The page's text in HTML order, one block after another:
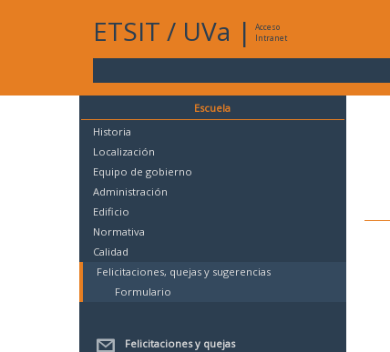
ETSIT / UVa |
Acceso
Intranet
Escuela
Historia
Localización
Equipo de gobierno
Administración
Edificio
Normativa
Calidad
Felicitaciones, quejas y sugerencias
Formulario
Felicitaciones y quejas